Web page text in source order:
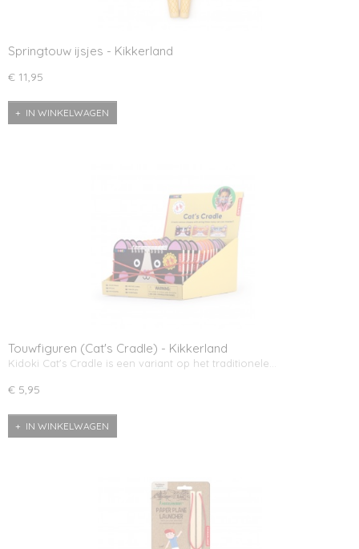
Springtouw ijsjes - Kikkerland
€ 11,95
IN WINKELWAGEN
Touwfiguren (Cat's Cradle) - Kikkerland
Kidoki Cat's Cradle is een variant op het traditionele…
€ 5,95
IN WINKELWAGEN